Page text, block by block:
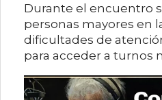
Durante el encuentro
personas mayores en
dificultades de
para acceder a turnos